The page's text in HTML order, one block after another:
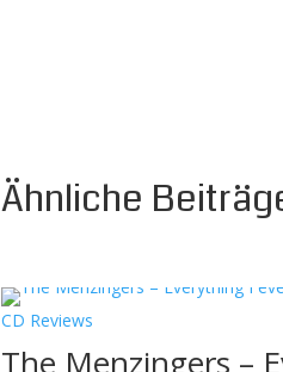
Ähnliche
CD Reviews
The Menzingers –